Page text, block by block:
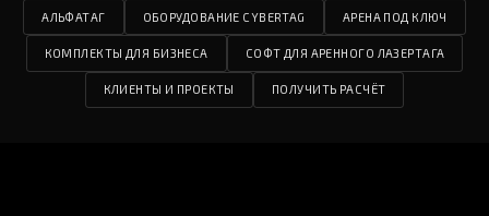
АЛЬФАТАГ ОБОРУДОВАНИЕ CYBERTAG АРЕНА ПОД КЛЮЧ
КОМПЛЕКТЫ ДЛЯ БИЗНЕСА СОФТ ДЛЯ АРЕННОГО ЛАЗЕРТАГА
КЛИЕНТЫ И ПРОЕКТЫ ПОЛУЧИТЬ РАСЧЁТ